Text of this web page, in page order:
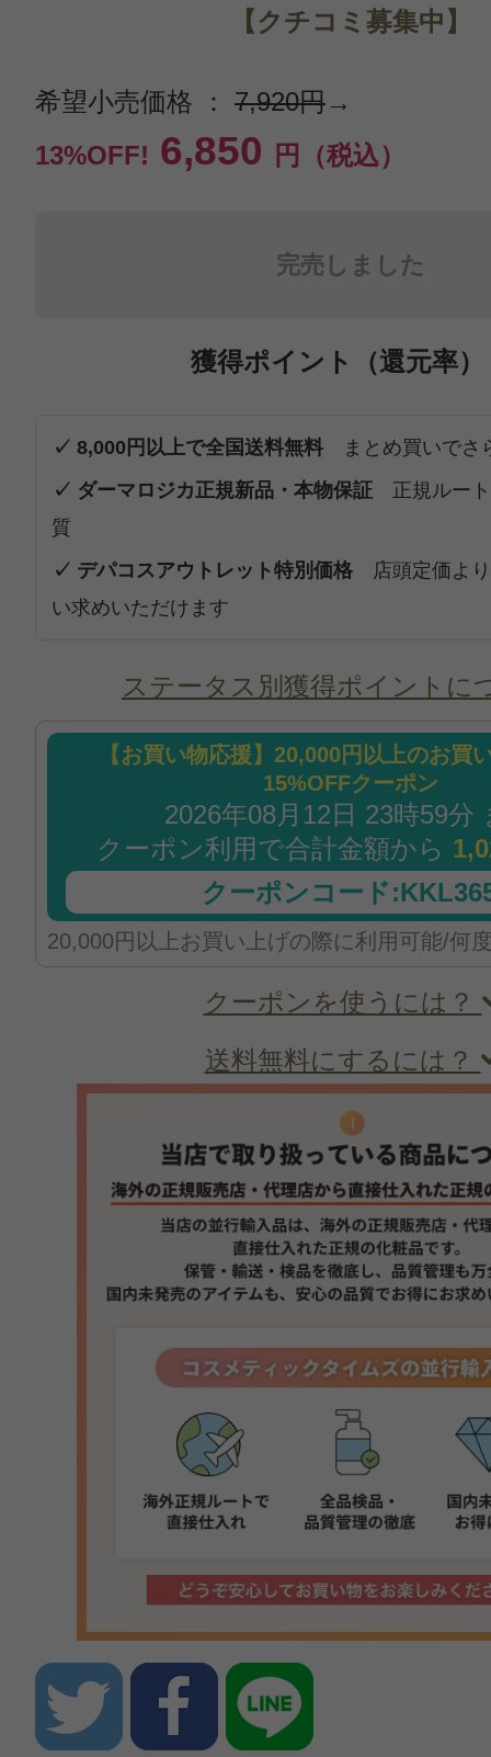
【クチコミ募集中】
希望小売価格 ： 7,920円→
13%OFF! 6,850 円（税込）
完売しました
獲得ポイント（還元率）
✓ 8,000円以上で全国送料無料 まとめ買いでさ
✓ ダーマロジカ正規新品・本物保証 正規ルー
質
✓ デパコスアウトレット特別価格 店頭定価よ
い求めいただけます
ステータス別獲得ポイントに
【お買い物応援】20,000円以上のお買
15%OFFクーポン
2026年08月12日 23時59分
クーポン利用で合計金額から
クーポンコード
20,000円以上お買い上げの際に利用可能/何
クーポンを使うには？
送料無料にするには？